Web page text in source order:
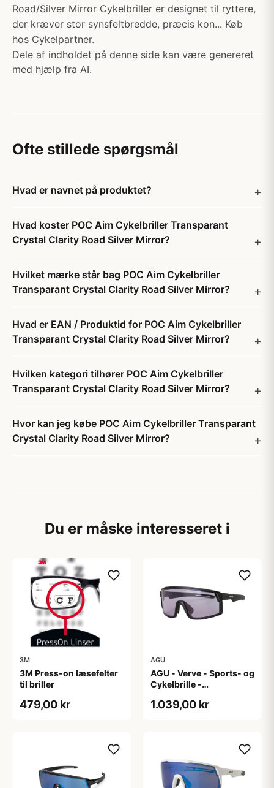
Road/Silver Mirror Cykelbriller er designet til ryttere,
der kræver stor synsfeltbredde, præcis kon... Køb
hos Cykelpartner.
Dele af indholdet på denne side kan være genereret
med hjælp fra AI.
Ofte stillede spørgsmål
Hvad er navnet på produktet?
Hvad koster POC Aim Cykelbriller Transparant
Crystal Clarity Road Silver Mirror?
Hvilket mærke står bag POC Aim Cykelbriller
Transparant Crystal Clarity Road Silver Mirror?
Hvad er EAN / Produktid for POC Aim Cykelbriller
Transparant Crystal Clarity Road Silver Mirror?
Hvilken kategori tilhører POC Aim Cykelbriller
Transparant Crystal Clarity Road Silver Mirror?
Hvor kan jeg købe POC Aim Cykelbriller Transparant
Crystal Clarity Road Silver Mirror?
Du er måske interesseret i
3M
3M Press-on læsefelter
til briller
479,00 kr
AGU
AGU - Verve - Sports- og
Cykelbrille -
Mat Sort
1.039,00 kr